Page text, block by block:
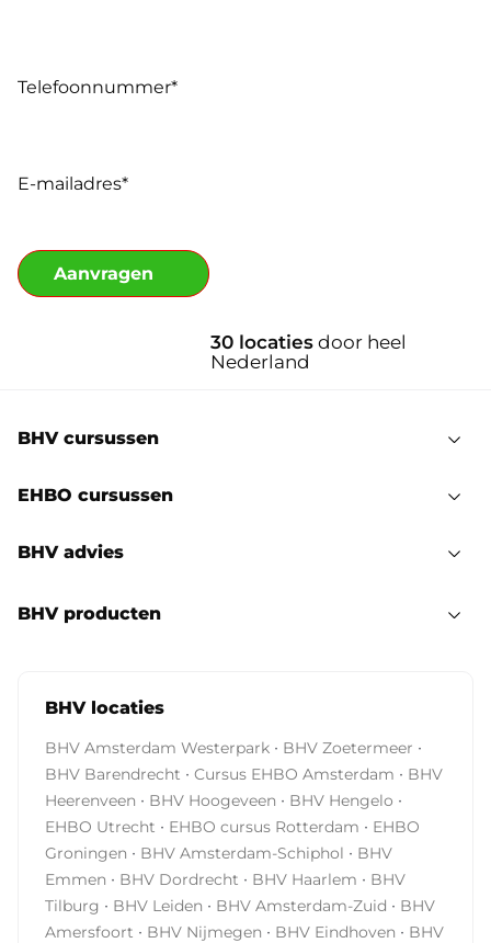
Telefoonnummer*
E-mailadres*
30 locaties door heel
Nederland
BHV cursussen
EHBO cursussen
BHV advies
BHV producten
BHV locaties
BHV Amsterdam Westerpark · BHV Zoetermeer ·
BHV Barendrecht · Cursus EHBO Amsterdam · BHV
Heerenveen · BHV Hoogeveen · BHV Hengelo ·
EHBO Utrecht · EHBO cursus Rotterdam · EHBO
Groningen · BHV Amsterdam-Schiphol · BHV
Emmen · BHV Dordrecht · BHV Haarlem · BHV
Tilburg · BHV Leiden · BHV Amsterdam-Zuid · BHV
Amersfoort · BHV Nijmegen · BHV Eindhoven · BHV